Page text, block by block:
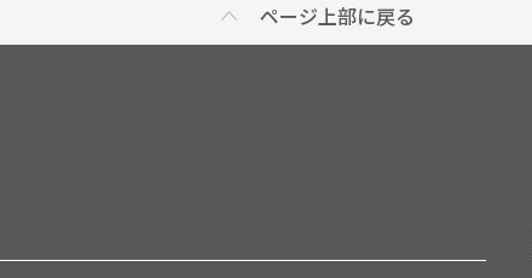
ページ上部に戻る